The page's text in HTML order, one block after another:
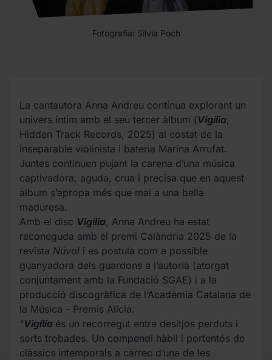
Fotografia: Sílvia Poch
La cantautora Anna Andreu continua explorant un
univers íntim amb el seu tercer àlbum (Vigília,
Hidden Track Records, 2025) al costat de la
inseparable violinista i bateria Marina Arrufat.
Juntes continuen pujant la carena d’una música
captivadora, aguda, crua i precisa que en aquest
àlbum s’apropa més que mai a una bella
maduresa.
Amb el disc Vigília, Anna Andreu ha estat
reconeguda amb el premi Calàndria 2025 de la
revista Núvol i es postula com a possible
guanyadora dels guardons a l’autoria (atorgat
conjuntament amb la Fundació SGAE) i a la
producció discogràfica de l’Acadèmia Catalana de
la Música - Premis Alícia.
“Vigília és un recorregut entre desitjos perduts i
sorts trobades. Un compendi hàbil i portentós de
clàssics intemporals a càrrec d’una de les